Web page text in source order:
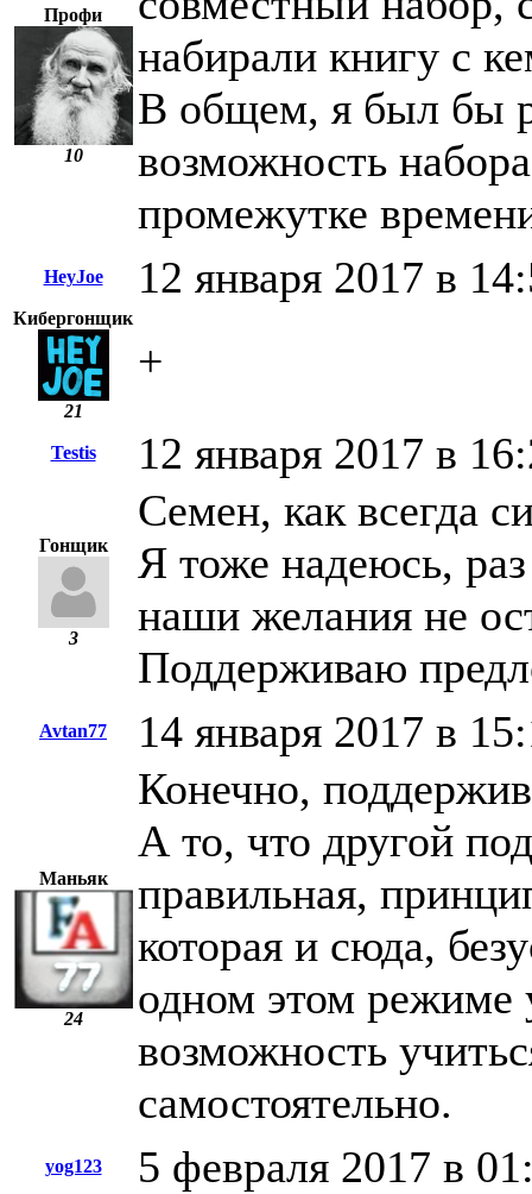
Профи
10
набирали книгу с
В общем, я был бы
возможность
промежутке
HeyJoe 12 января 2017 в
Кибергонщик
21
+
Testis 12 января 2017 в
Гонщик
3
Семен, как всегда
Я тоже надеюсь,
наши желания не
Поддерживаю
Avtan77 14 января 2017 в
Маньяк
24
Конечно,
А то, что другой
правильная,
которая и сюда,
одном этом режиме
возможность
самостоятельно.
yog123 5 февраля 2017 в